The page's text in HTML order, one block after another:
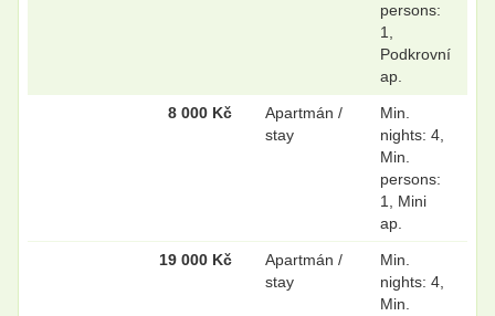
persons:
1,
Podkrovní
ap.
8 000 Kč
Apartmán /
stay
Min.
nights: 4,
Min.
persons:
1, Mini
ap.
19 000 Kč
Apartmán /
stay
Min.
nights: 4,
Min.